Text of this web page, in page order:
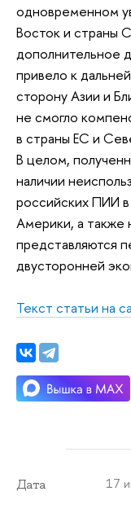
одновременном
Восток и страны
дополнительное
привело к
сторону Азии и
не смогло
в страны ЕС и
В целом,
наличии
российских ПИИ
Америки, а также
представляются
двусторонней
Текст статьи на
Дата 17